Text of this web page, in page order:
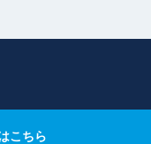
こちら